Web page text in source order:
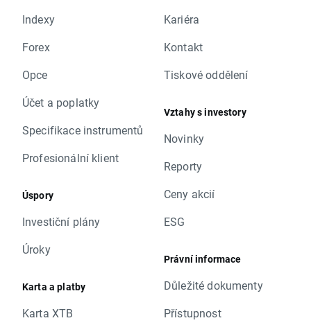
Indexy
Forex
Opce
Účet a poplatky
Specifikace instrumentů
Profesionální klient
Úspory
Investiční plány
Úroky
Karta a platby
Karta XTB
Kariéra
Kontakt
Tiskové oddělení
Vztahy s investory
Novinky
Reporty
Ceny akcií
ESG
Právní informace
Důležité dokumenty
Přístupnost